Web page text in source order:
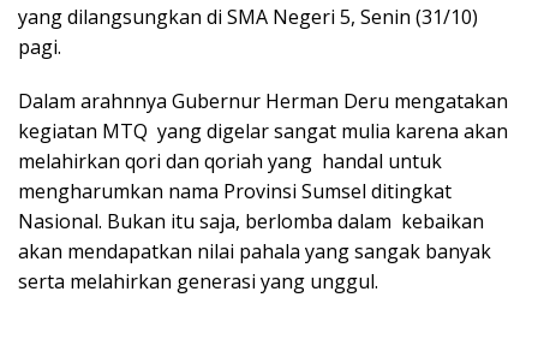
yang dilangsungkan di SMA Negeri 5, Senin (31/10)
pagi.
Dalam arahnnya Gubernur Herman Deru mengatakan
kegiatan MTQ yang digelar sangat mulia karena akan
melahirkan qori dan qoriah yang handal untuk
mengharumkan nama Provinsi Sumsel ditingkat
Nasional. Bukan itu saja, berlomba dalam kebaikan
akan mendapatkan nilai pahala yang sangak banyak
serta melahirkan generasi yang unggul.